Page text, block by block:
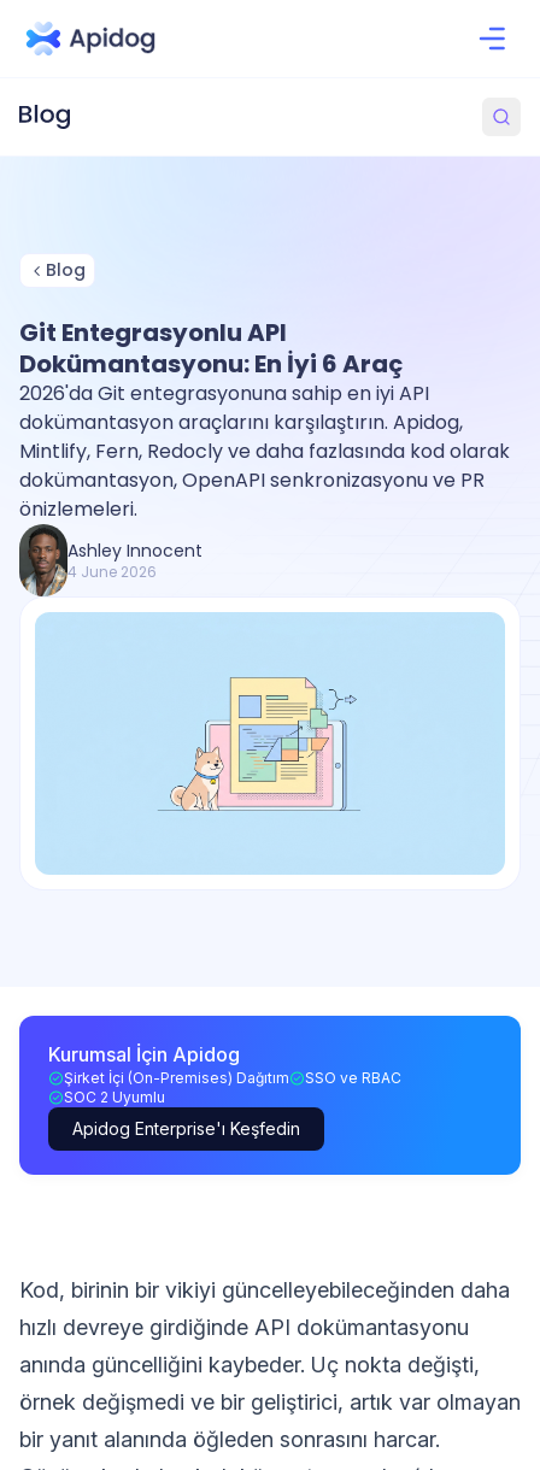
Blog
Git Entegrasyonlu API
Dokümantasyonu: En İyi 6 Araç
2026'da Git entegrasyonuna sahip en iyi API
dokümantasyon araçlarını karşılaştırın. Apidog,
Mintlify, Fern, Redocly ve daha fazlasında kod olarak
dokümantasyon, OpenAPI senkronizasyonu ve PR
önizlemeleri.
Ashley Innocent
4 June 2026
Kurumsal İçin Apidog
Şirket İçi (On-Premises) Dağıtım
SSO ve RBAC
SOC 2 Uyumlu
Apidog Enterprise'ı Keşfedin
Kod, birinin bir vikiyi güncelleyebileceğinden daha
hızlı devreye girdiğinde API dokümantasyonu
anında güncelliğini kaybeder. Uç nokta değişti,
örnek değişmedi ve bir geliştirici, artık var olmayan
bir yanıt alanında öğleden sonrasını harcar.